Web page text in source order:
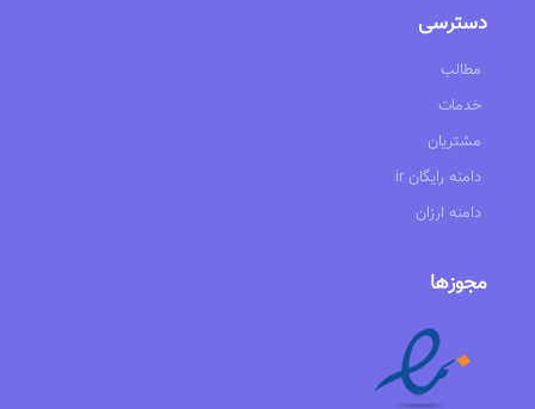
دسترسی
مطالب
خدمات
مشتریان
ir دامنه رایگان
دامنه ارزان
مجوزها